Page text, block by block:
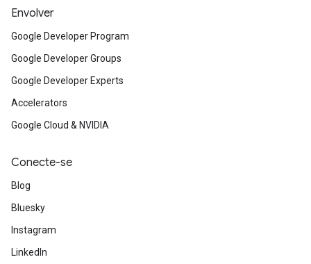
Envolver
Google Developer Program
Google Developer Groups
Google Developer Experts
Accelerators
Google Cloud & NVIDIA
Conecte-se
Blog
Bluesky
Instagram
LinkedIn